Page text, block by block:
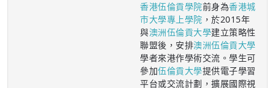
香港伍倫貢學院前身為香港城
市大學專上學院 ，於2015年
與澳洲伍倫貢大學建立策略性
聯盟後，安排澳洲伍倫貢大學
學者來港作學術交流。學生可
參加伍倫貢大學提供電子學習
平台或交流計劃，擴展國際視